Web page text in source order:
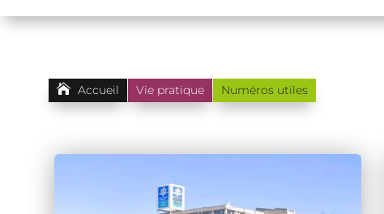
 Accueil Vie pratique Numéros utiles